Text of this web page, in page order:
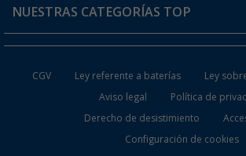
¿Dónde está mi pedido?
NUESTRAS CATEGORÍAS TOP
Muebles de Camping
CGV Ley referente a baterías
Ley
Aviso legal
Política de
Derecho de desistimiento
Configuración de cookies